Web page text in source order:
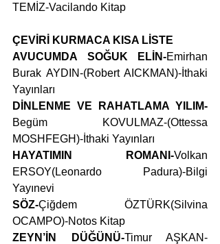
TEMİZ-Vacilando Kitap
ÇEVİRİ KURMACA KISA LİSTE
AVUCUMDA SOĞUK ELİN-Emirhan
Burak AYDIN-(Robert AICKMAN)-İthaki
Yayınları
DİNLENME VE RAHATLAMA YILIM-
Begüm KOVULMAZ-(Ottessa
MOSHFEGH)-İthaki Yayınları
HAYATIMIN ROMANI-Volkan
ERSOY(Leonardo Padura)-Bilgi
Yayınevi
SÖZ-Çiğdem ÖZTÜRK(Silvina
OCAMPO)-Notos Kitap
ZEYN’İN DÜĞÜNÜ-Timur AŞKAN-